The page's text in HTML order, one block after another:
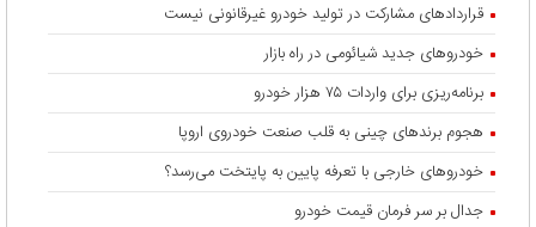
قراردادهای مشارکت در تولید خودرو غیرقانونی نیست
خودروهای جدید شیائومی در راه بازار
برنامه‌ریزی برای واردات ۷۵ هزار خودرو
هجوم برندهای چینی به قلب صنعت خودروی اروپا
خودروهای خارجی با تعرفه پایین به پایتخت می‌رسد؟
جدال بر سر فرمان قیمت خودرو